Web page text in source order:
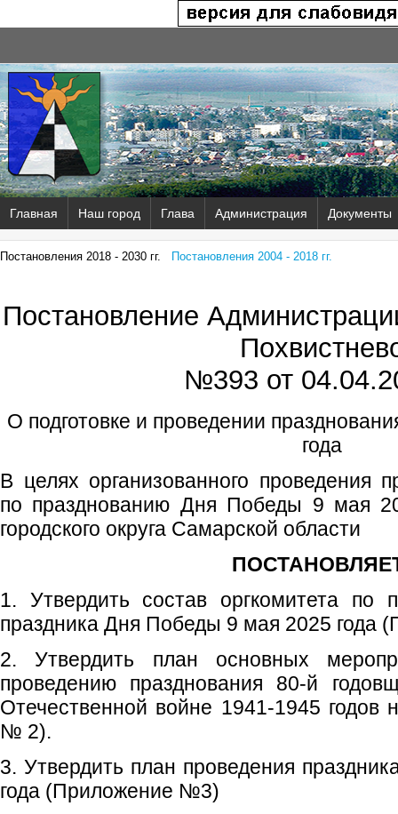
Главная Наш город Глава Администрация Документы
Постановления 2018 - 2030 гг. Постановления 2004 - 2018 гг.
Постановление
№393 от
О подготовке и проведении
года
В целях организованного проведения
по празднованию Дня Победы 9 мая
городского округа Самарской области
1. Утвердить состав оргкомитета по
праздника Дня Победы 9 мая 2025 года
2. Утвердить план основных
проведению празднования 80-й
Отечественной войне 1941-1945 годов
№ 2).
3. Утвердить план проведения
года (Приложение №3)